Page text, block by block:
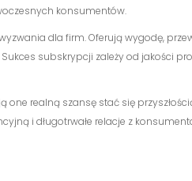
konsumentów.
dla firm. Oferują wygodę,
subskrypcji zależy od jakości
realną szansę stać się
i długotrwałe relacje z